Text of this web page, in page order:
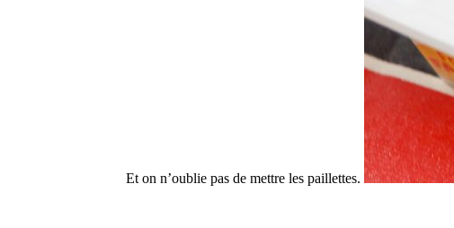
Et on n’oublie pas de mettre les paillettes.